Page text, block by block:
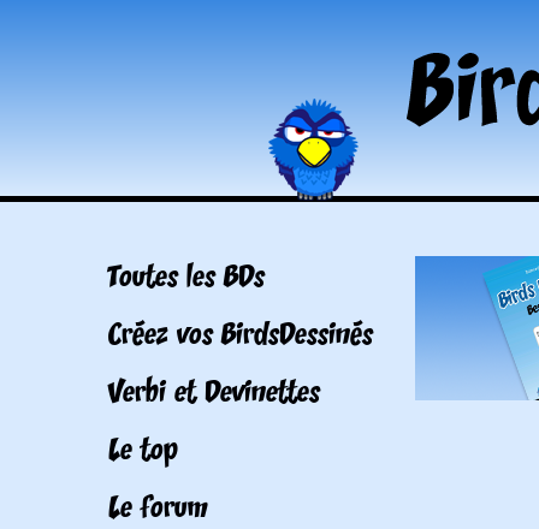
Toutes les BDs
Créez vos BirdsDessinés
Verbi et Devinettes
Le top
Le forum